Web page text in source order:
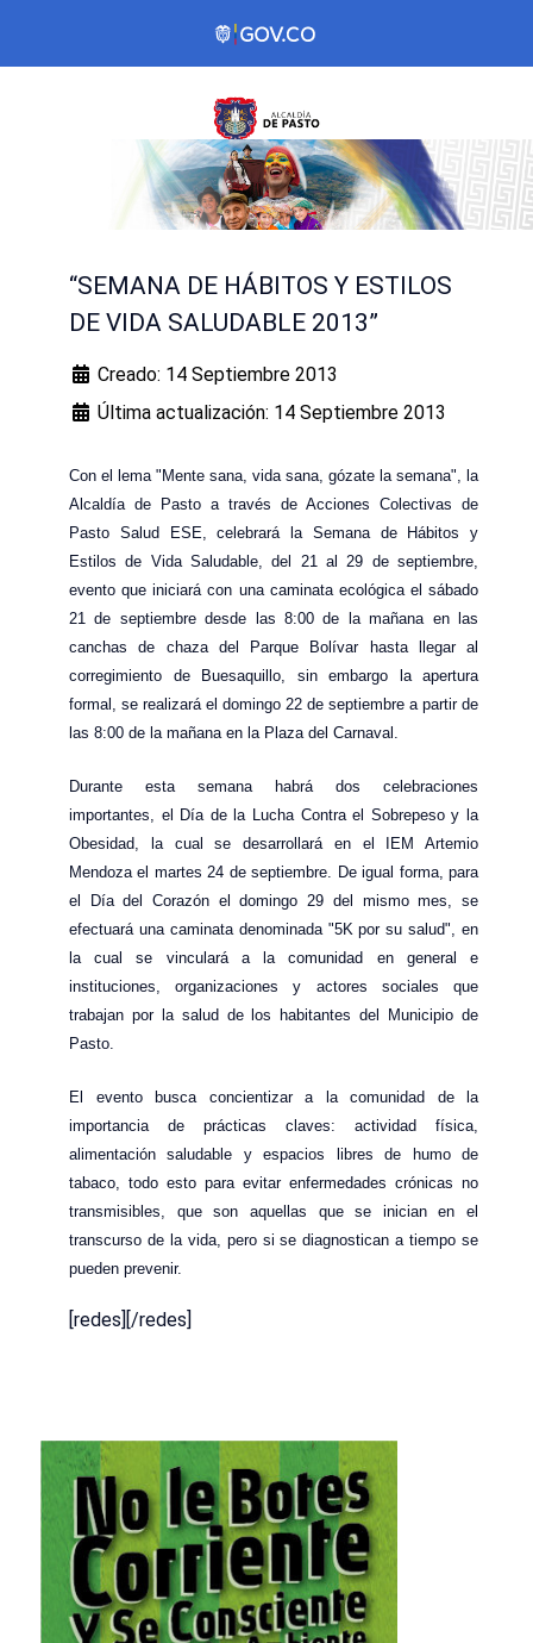
“SEMANA DE HÁBITOS Y ESTILOS
DE VIDA SALUDABLE 2013”
Creado: 14 Septiembre 2013
Última actualización: 14 Septiembre 2013
Con el lema "Mente sana, vida sana, gózate la semana", la
Alcaldía de Pasto a través de Acciones Colectivas de
Pasto Salud ESE, celebrará la Semana de Hábitos y
Estilos de Vida Saludable, del 21 al 29 de septiembre,
evento que iniciará con una caminata ecológica el sábado
21 de septiembre desde las 8:00 de la mañana en las
canchas de chaza del Parque Bolívar hasta llegar al
corregimiento de Buesaquillo, sin embargo la apertura
formal, se realizará el domingo 22 de septiembre a partir de
las 8:00 de la mañana en la Plaza del Carnaval.
Durante esta semana habrá dos celebraciones
importantes, el Día de la Lucha Contra el Sobrepeso y la
Obesidad, la cual se desarrollará en el IEM Artemio
Mendoza el martes 24 de septiembre. De igual forma, para
el Día del Corazón el domingo 29 del mismo mes, se
efectuará una caminata denominada "5K por su salud", en
la cual se vinculará a la comunidad en general e
instituciones, organizaciones y actores sociales que
trabajan por la salud de los habitantes del Municipio de
Pasto.
El evento busca concientizar a la comunidad de la
importancia de prácticas claves: actividad física,
alimentación saludable y espacios libres de humo de
tabaco, todo esto para evitar enfermedades crónicas no
transmisibles, que son aquellas que se inician en el
transcurso de la vida, pero si se diagnostican a tiempo se
pueden prevenir.
[redes][/redes]